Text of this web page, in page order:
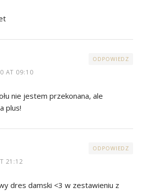
AT 09:10
ODPOWIEDZ
nie jestem przekonana, ale
plus!
21:12
ODPOWIEDZ
dres damski <3 w zestawieniu z